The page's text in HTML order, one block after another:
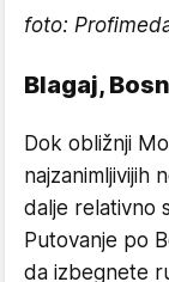
foto:
Blagaj,
Dok obližnji
najzanimljivijih
dalje relativno
Putovanje po
da izbegnete